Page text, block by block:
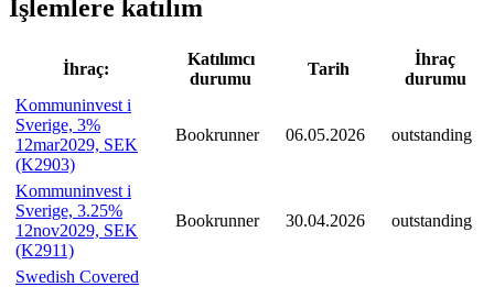
İşlemlere katılım
İhraç:
Katılımcı
durumu
Tarih
İhraç
durumu
Kommuninvest i
Sverige, 3%
12mar2029, SEK
(K2903)
Bookrunner 06.05.2026 outstanding
Kommuninvest i
Sverige, 3.25%
12nov2029, SEK
(K2911)
Bookrunner 30.04.2026 outstanding
Swedish Covered